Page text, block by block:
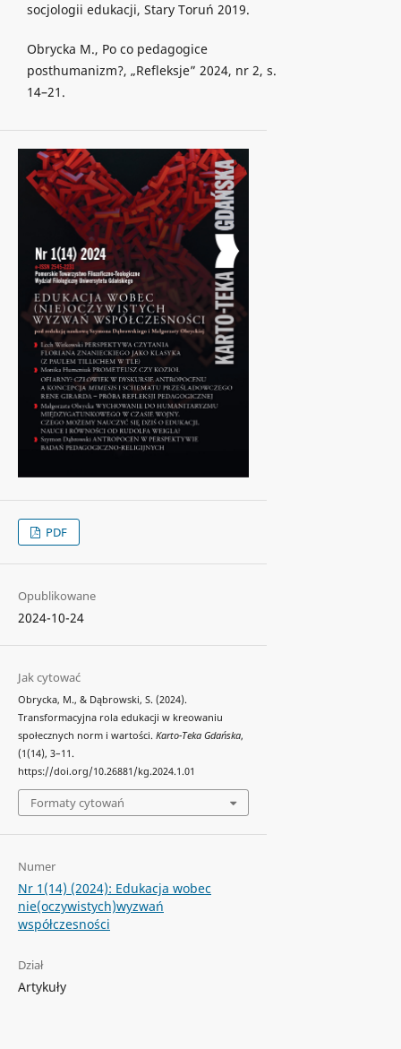
socjologii edukacji, Stary Toruń 2019.
Obrycka M., Po co pedagogice
posthumanizm?, „Refleksje” 2024, nr 2, s.
14–21.
PDF
Opublikowane
2024-10-24
Jak cytować
Obrycka, M., & Dąbrowski, S. (2024).
Transformacyjna rola edukacji w kreowaniu
społecznych norm i wartości. Karto-Teka Gdańska,
(1(14), 3–11.
https://doi.org/10.26881/kg.2024.1.01
Formaty cytowań
Numer
Nr 1(14) (2024): Edukacja wobec
nie(oczywistych)wyzwań
współczesności
Dział
Artykuły